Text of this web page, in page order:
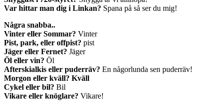
Var hittar man dig i Linkan? Spana på så ser du mig!
Några snabba..
Vinter eller Sommar? Vinter
Pist, park, eller offpist? pist
Jäger eller Fernet? Jäger
Öl eller vin? Öl
Afterskialkis eller puderräv? En någorlunda sen puderräv!
Morgon eller kväll? Kväll
Cykel eller bil? Bil
Vikare eller knöglare? Vikare!